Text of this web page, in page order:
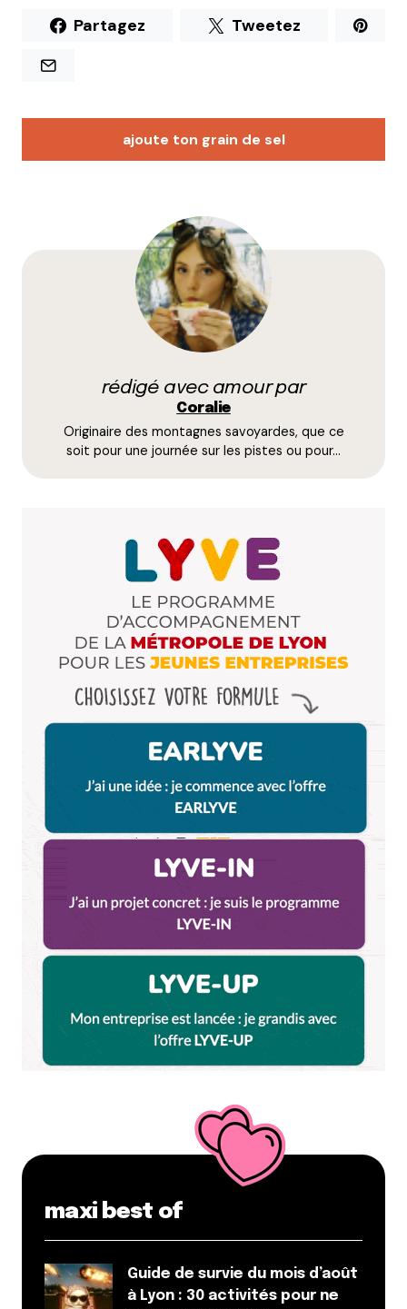
Partagez Tweetez
ajoute ton grain de sel
Votre adresse e-mail ne sera pas publiée.
champs obligatoires sont indiqués avec
E-mail*
navigateur pour mon prochain commentaire.
Prévenez-moi de tous les nouveaux commentaires
rédigé avec amour par
Coralie
Originaire des montagnes savoyardes, que ce
soit pour une journée sur les pistes ou pour…
maxi best of
Guide de survie du mois d’août
à Lyon : 30 activités pour ne